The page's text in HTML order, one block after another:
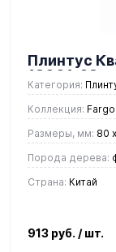
Плинтус
18001-28
Категория:
Коллекция: Fargo
Размеры, мм: 80
Порода дерева:
Страна: Китай
913 руб. / шт.